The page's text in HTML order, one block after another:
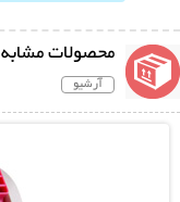
محصولات مشابه
آرشیو